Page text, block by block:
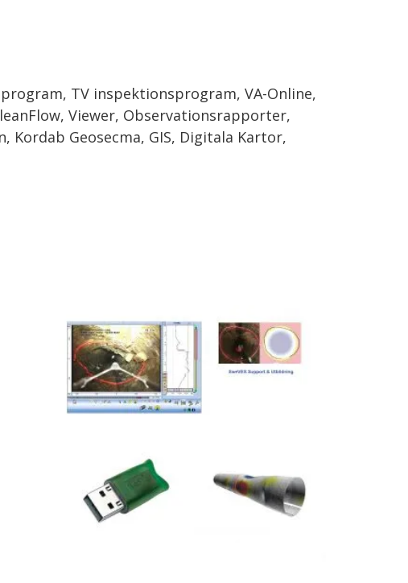
TV inspektionsprogram, VA-Online,
Viewer, Observationsrapporter,
Kordab Geosecma, GIS, Digitala Kartor,